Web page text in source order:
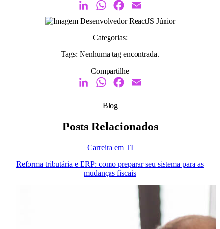
LinkedInWhatsAppFacebook
Categorias:
Tags: Nenhuma tag encontrada.
Compartilhe
LinkedInWhatsAppFacebook
Blog
Posts Relacionados
Carreira em TI
Reforma tributária e ERP: como preparar seu sistema para as
mudanças fiscais